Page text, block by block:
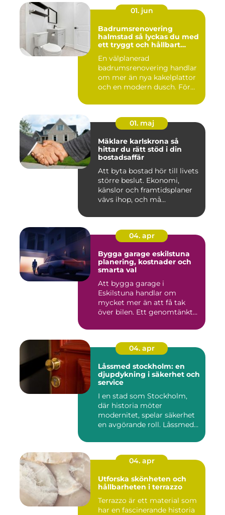
01. jun
Badrumsrenovering
halmstad så lyckas du med
ett tryggt och hållbart
En välplanerad
badrumsrenovering handlar
om mer än nya kakelplattor
och en modern dusch. För
01. maj
Mäklare karlskrona så
hittar du rätt stöd i din
bostadsaffär
Att byta bostad hör till livets
större beslut. Ekonomi,
känslor och framtidsplaner
vävs ihop, och må...
04. apr
Bygga garage eskilstuna
planering, kostnader och
smarta val
Att bygga garage i
Eskilstuna handlar om
mycket mer än att få tak
över bilen. Ett genomtänkt
04. apr
Låssmed stockholm: en
djupdykning i säkerhet och
service
I en stad som Stockholm,
där historia möter
modernitet, spelar säkerhet
en avgörande roll. Låssmed
04. apr
Utforska skönheten och
hållbarheten i terrazzo
Terrazzo är ett material som
har en fascinerande historia